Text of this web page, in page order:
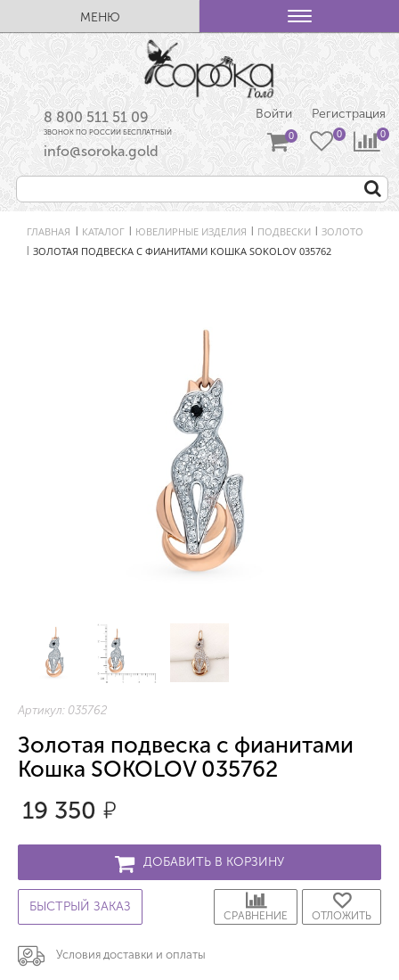
МЕНЮ
8 800 511 51 09
ЗВОНОК ПО РОССИИ БЕСПЛАТНЫЙ
info@soroka.gold
Войти Регистрация
ГЛАВНАЯ КАТАЛОГ ЮВЕЛИРНЫЕ ИЗДЕЛИЯ ПОДВЕСКИ ЗОЛОТО
ЗОЛОТАЯ ПОДВЕСКА С ФИАНИТАМИ КОШКА SOKOLOV 035762
Артикул: 035762
Золотая подвеска с фианитами
Кошка SOKOLOV 035762
19 350 р.
ДОБАВИТЬ В КОРЗИНУ
БЫСТРЫЙ ЗАКАЗ
ОТЛОЖИТЬ
СРАВНЕНИЕ
Условия доставки и оплаты